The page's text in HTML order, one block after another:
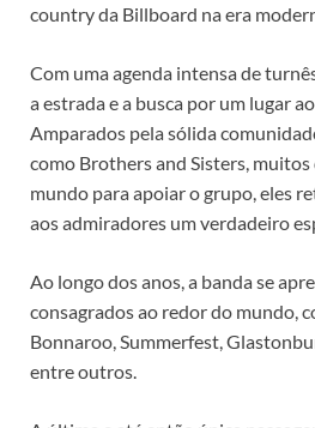
country da Billboard na era
Com uma agenda intensa de
a estrada e a busca por um lugar
Amparados pela sólida
como Brothers and Sisters,
mundo para apoiar o grupo, eles
aos admiradores um verdadeiro
Ao longo dos anos, a banda se
consagrados ao redor do mundo,
Bonnaroo, Summerfest,
entre outros.